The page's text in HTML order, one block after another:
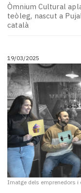
Òmnium Cultural
teòleg, nascut a
català
19/03/2025
Imatge dels emprenedors i